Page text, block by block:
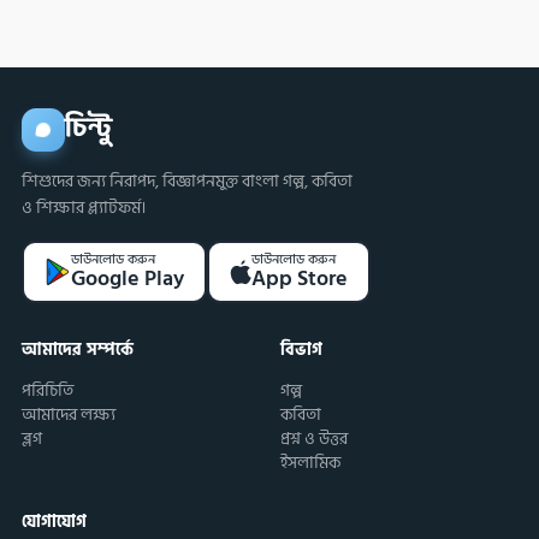
চিন্টু
শিশুদের জন্য নিরাপদ, বিজ্ঞাপনমুক্ত বাংলা গল্প, কবিতা
ও শিক্ষার প্ল্যাটফর্ম।
ডাউনলোড করুন
Google Play
ডাউনলোড করুন
App Store
আমাদের সম্পর্কে
পরিচিতি
আমাদের লক্ষ্য
ব্লগ
বিভাগ
গল্প
কবিতা
প্রশ্ন ও উত্তর
ইসলামিক
যোগাযোগ